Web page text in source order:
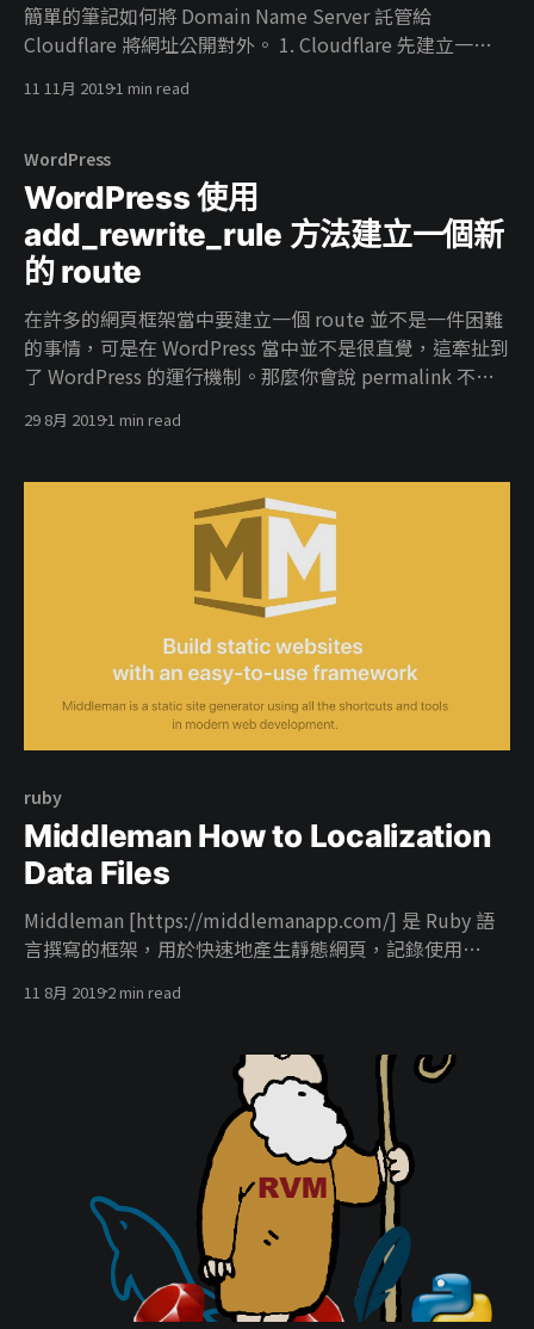
簡單的筆記如何將 Domain Name Server 託管給
Cloudflare 將網址公開對外。 1. Cloudflare 先建立一個
2. Heroku 在 settings 頁面建立一個 SSL Certificate 3.
Cloudflare DNS 分頁建立 CNAME Name 輸入剛剛在
Heroku 建立的對外 Domain Name名稱 Content 則輸入
Heroku 自己建立的專案名稱網址
${project_name}.herokuapp.com 5. 打開
11 11月 20191 min read
WordPress
WordPress 使用
add_rewrite_rule 方法建立一個新
的 route
在許多的網頁框架當中要建立一個 route 並不是一件困難
的事情，可是在 WordPress 當中並不是很直覺，這牽扯到
了 WordPress 的運行機制。那麼你會說 permalink 不能
說。 例如：一個 url 要顯示滿足條件的文章內容，條件來
自己寫程式解決。 程式碼 要自己開一個客製化外掛，還是
寫在子版型內都可以，只要 hook 有被呼叫到就可以了。
function bonze_add_rewrite_rule() { $categories =
['classrooms', 'people', 'projects', 'reports', 'videos&
29 8月 20191 min read
ruby
Middleman How to Localization
Data Files
Middleman [https://middlemanapp.com/] 是 Ruby 語
言撰寫的框架，用於快速地產生靜態網頁，記錄使用
語言。 啟用 i18n 功能 Localization (i18n)
activate :i18n, :path => "/:locale/",:mount_at_root =>
料夾內，輸出資料如圖： 啟用
11 8月 20192 min read